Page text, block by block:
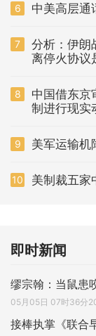
6 中美高层通
7
分析：伊朗
离停火协议
8
中国借东京
制进行现实
9 美军运输机
10 美制裁五家
即时新闻
缪宗翰：当鼠患
05月05日 07时36分
接棒执掌《联合